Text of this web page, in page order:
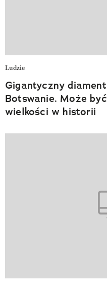
Ludzie
Gigantyczny
Botswanie. Może
wielkości w historii